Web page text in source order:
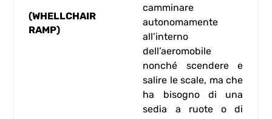
(WHELLCHAIR
RAMP)
camminare
autonomamente
all’interno
dell’aeromobile
nonché scendere e
salire le scale, ma che
ha bisogno di una
sedia a ruote o di